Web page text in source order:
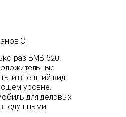
С.
раз БМВ 520.
и внешний вид
уровне.
для деловых